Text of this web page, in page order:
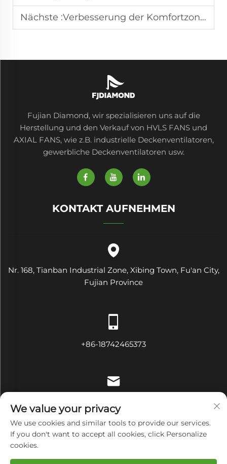
Nächste :Verbesserung der Komfortzone mit Luftkühlern: Eine umfassende Anleitung
Fujian Diamond, wir spezialisieren uns auf die
Herstellung und den Verkauf von HVLS FANS und
AXIAL FANS, wie z.B. industrielle Deckenventilatoren,
gewerbliche Deckenventilatoren usw.
KONTAKT AUFNEHMEN
Nr. 168, Tianban Industrial Zone, Xibing Town, Fu'an City,
Fujian Province
+86-18742465373
Copyright © Fujian Diamond Electrical and Mechanical
Equipment Co., Ltd Alle Rechte vorbehalten
We value your privacy
We use cookies and similar tools to provide our services.
If you don't want to accept all cookies, click Personalize
cookies.